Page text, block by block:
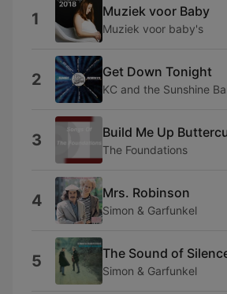
1 Muziek voor Baby
Muziek voor baby's
2 Get Down Tonight
KC and the Sunshine
3 Build Me Up
The Foundations
4 Mrs. Robinson
Simon & Garfunkel
5 The Sound of
Simon & Garfunkel